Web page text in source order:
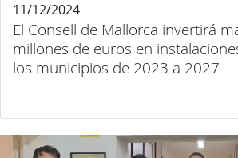
El Consell de Mallorca invertirá
millones de euros en
los municipios de 2023 a 2027
11/12/2024